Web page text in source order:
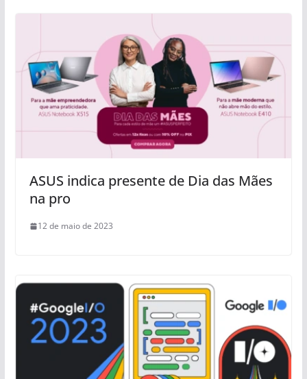
ASUS indica presente de Dia das Mães
na pro
12 de maio de 2023